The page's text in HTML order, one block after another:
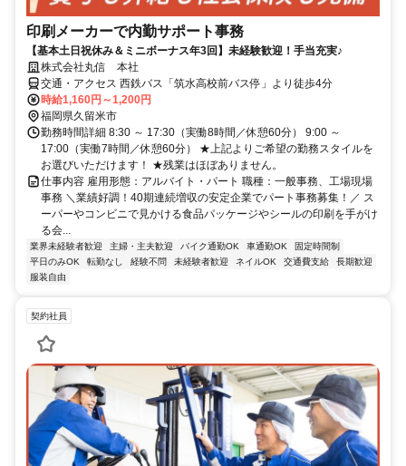
印刷メーカーで内勤サポート事務
【基本土日祝休み＆ミニボーナス年3回】未経験歓迎！手当充実♪
株式会社丸信 本社
交通・アクセス 西鉄バス「筑水高校前バス停」より徒歩4分
時給1,160円～1,200円
福岡県久留米市
勤務時間詳細 8:30 ～ 17:30（実働8時間／休憩60分） 9:00 ～
17:00（実働7時間／休憩60分） ★上記よりご希望の勤務スタイルを
お選びいただけます！ ★残業はほぼありません。
仕事内容 雇用形態：アルバイト・パート 職種：一般事務、工場現場
事務 ＼業績好調！40期連続増収の安定企業でパート事務募集！／ ス
ーパーやコンビニで見かける食品パッケージやシールの印刷を手がけ
る会...
業界未経験者歓迎 主婦・主夫歓迎 バイク通勤OK 車通勤OK
固定時間制
平日のみOK
転勤なし 経験不問 未経験者歓迎 ネイルOK 交通費支給
長期歓迎
服装自由
契約社員